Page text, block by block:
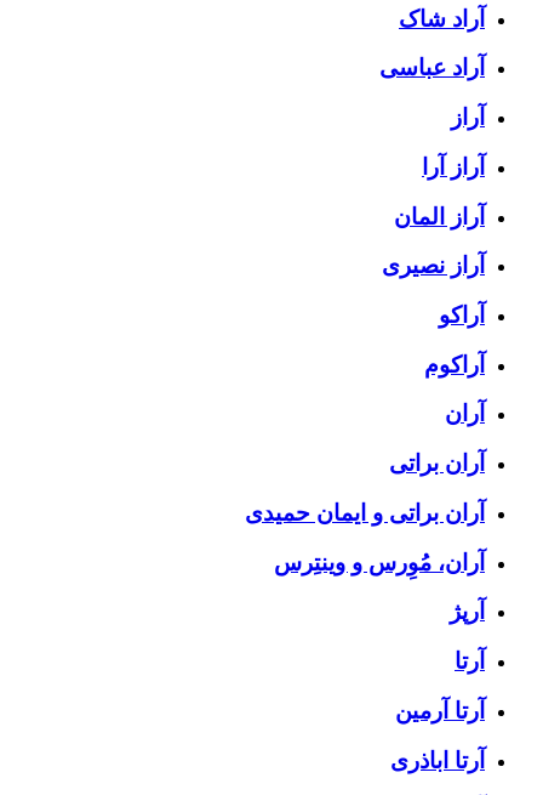
آراد شاک
آراد عباسی
آراز
آراز آرا
آراز المان
آراز نصیری
آراکو
آراکوم
آران
آران براتی
آران براتی و ایمان حمیدی
آران، مُوِرس و وینتِرس
آرپژ
آرتا
آرتا آرمین
آرتا اباذری